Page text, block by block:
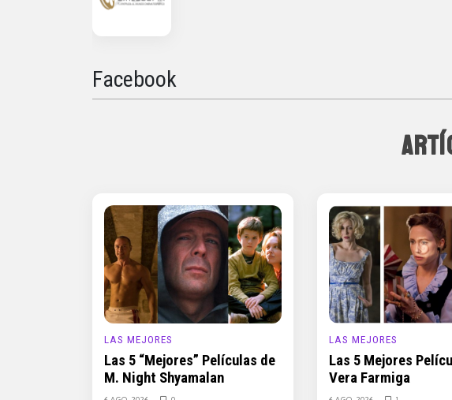
Facebook
LAS MEJORES
Las 5 “Mejores” Películas de
M. Night Shyamalan
LAS MEJORES
Las 5 Mejores
Vera Farmiga